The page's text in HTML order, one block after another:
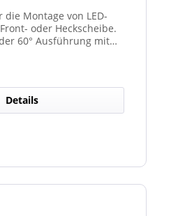
Montage von LED-
oder Heckscheibe.
60° Ausführung mit
Details